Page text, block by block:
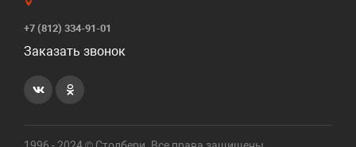
+7 (812) 334-91-01
Заказать звонок